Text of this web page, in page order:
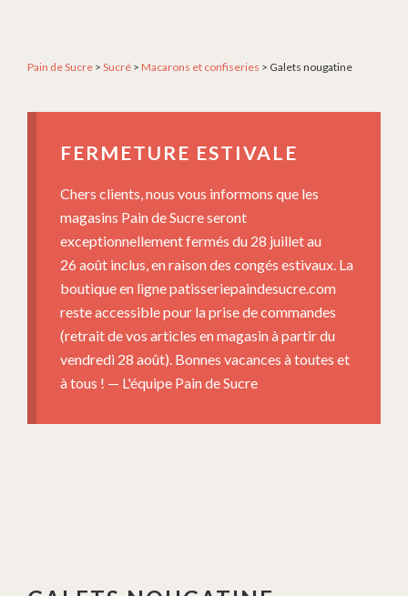
Pain de Sucre > Sucré > Macarons et confiseries > Galets nougatine
FERMETURE ESTIVALE
Chers clients, nous vous informons que les
magasins Pain de Sucre seront
exceptionnellement fermés du 28 juillet au
26 août inclus, en raison des congés estivaux. La
boutique en ligne patisseriepaindesucre.com
reste accessible pour la prise de commandes
(retrait de vos articles en magasin à partir du
vendredi 28 août). Bonnes vacances à toutes et
à tous ! — L'équipe Pain de Sucre